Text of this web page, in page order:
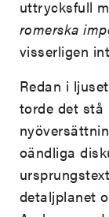
uttrycksfull
romerska
visserligen
Redan i
torde det stå
oändliga
detaljplanet